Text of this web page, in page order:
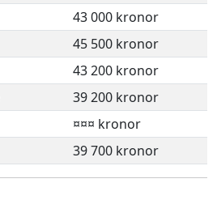
43 000 kronor
45 500 kronor
43 200 kronor
39 200 kronor
¤¤¤ kronor
39 700 kronor